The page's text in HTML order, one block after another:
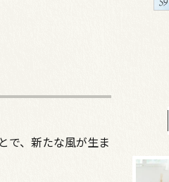
で、新たな風が生ま